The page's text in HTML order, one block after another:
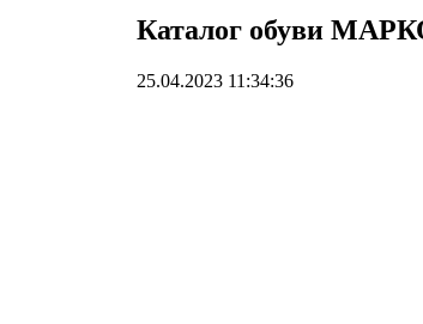
Каталог обуви
25.04.2023 11:34:36